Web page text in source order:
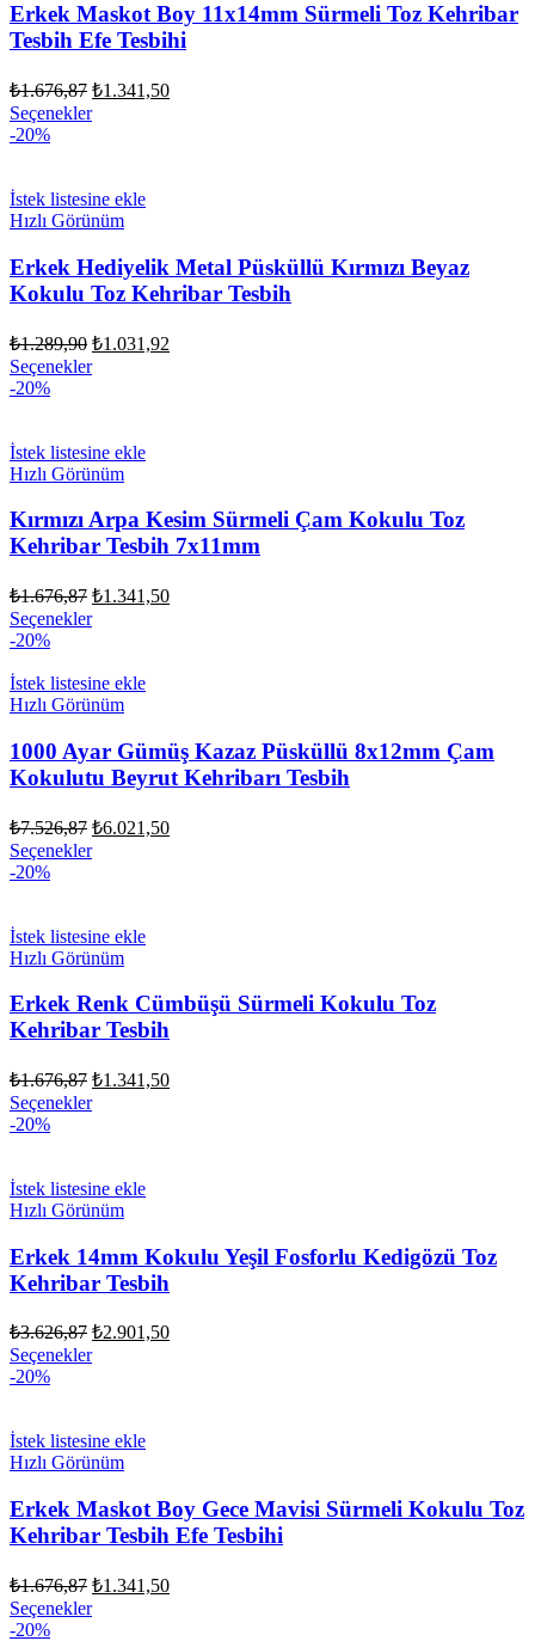
Erkek Maskot Boy 11x14mm Sürmeli Toz Kehribar
Tesbih Efe Tesbihi
₺1.676,87 Orijinal
fiyat:
₺1.341,50Şu
Seçenekler
-20%
İstek listesine ekle
Hızlı Görünüm
Erkek Hediyelik Metal Püsküllü Kırmızı Beyaz
Kokulu Toz Kehribar Tesbih
₺1.289,90 Orijinal
fiyat:
₺1.031,92
Seçenekler
-20%
İstek listesine ekle
Hızlı Görünüm
Kırmızı Arpa Kesim Sürmeli Çam Kokulu Toz
Kehribar Tesbih 7x11mm
₺1.676,87 Orijinal
fiyat:
₺1.341,50Şu
Seçenekler
-20%
İstek listesine ekle
Hızlı Görünüm
1000 Ayar Gümüş Kazaz Püsküllü 8x12mm Çam
Kokulutu Beyrut Kehribarı Tesbih
₺7.526,87 Orijinal
fiyat:
₺6.021,50Şu
Seçenekler
-20%
İstek listesine ekle
Hızlı Görünüm
Erkek Renk Cümbüşü Sürmeli Kokulu Toz
Kehribar Tesbih
₺1.676,87 Orijinal
fiyat:
₺1.341,50Şu
Seçenekler
-20%
İstek listesine ekle
Hızlı Görünüm
Erkek 14mm Kokulu Yeşil Fosforlu Kedigözü Toz
Kehribar Tesbih
₺3.626,87 Orijinal
fiyat:
₺2.901,50Şu
Seçenekler
-20%
İstek listesine ekle
Hızlı Görünüm
Erkek Maskot Boy Gece Mavisi Sürmeli Kokulu Toz
Kehribar Tesbih Efe Tesbihi
₺1.676,87 Orijinal
fiyat:
₺1.341,50Şu
Seçenekler
-20%